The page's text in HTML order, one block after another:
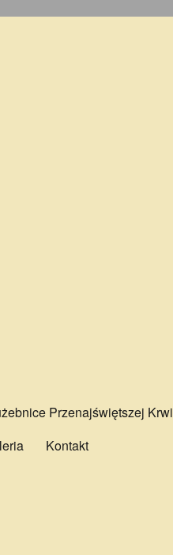
Przenajświętszej Krwi
Kontakt